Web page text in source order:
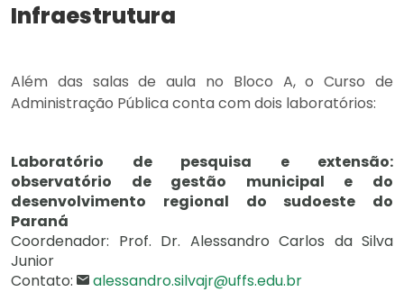
Infraestrutura
Além das salas de aula no Bloco A, o Curso de
Administração Pública conta com dois laboratórios:
Laboratório de pesquisa e extensão:
observatório de gestão municipal e do
desenvolvimento regional do sudoeste do
Paraná
Coordenador: Prof. Dr. Alessandro Carlos da Silva
Junior
Contato:
alessandro.silvajr@uffs.edu.br